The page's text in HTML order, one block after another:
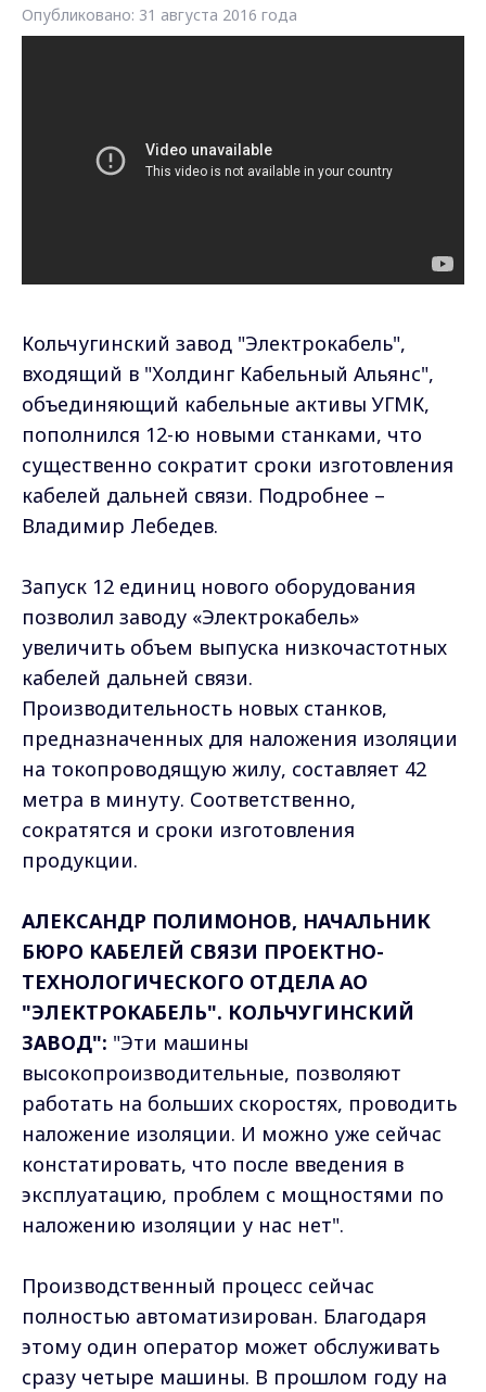
Опубликовано: 31 августа 2016 года
Кольчугинский завод "Электрокабель",
входящий в "Холдинг Кабельный Альянс",
объединяющий кабельные активы УГМК,
пополнился 12-ю новыми станками, что
существенно сократит сроки изготовления
кабелей дальней связи. Подробнее –
Владимир Лебедев.
Запуск 12 единиц нового оборудования
позволил заводу «Электрокабель»
увеличить объем выпуска низкочастотных
кабелей дальней связи.
Производительность новых станков,
предназначенных для наложения изоляции
на токопроводящую жилу, составляет 42
метра в минуту. Соответственно,
сократятся и сроки изготовления
продукции.
АЛЕКСАНДР ПОЛИМОНОВ, НАЧАЛЬНИК
БЮРО КАБЕЛЕЙ СВЯЗИ ПРОЕКТНО-
ТЕХНОЛОГИЧЕСКОГО ОТДЕЛА АО
"ЭЛЕКТРОКАБЕЛЬ". КОЛЬЧУГИНСКИЙ
ЗАВОД": "Эти машины
высокопроизводительные, позволяют
работать на больших скоростях, проводить
наложение изоляции. И можно уже сейчас
констатировать, что после введения в
эксплуатацию, проблем с мощностями по
наложению изоляции у нас нет".
Производственный процесс сейчас
полностью автоматизирован. Благодаря
этому один оператор может обслуживать
сразу четыре машины. В прошлом году на